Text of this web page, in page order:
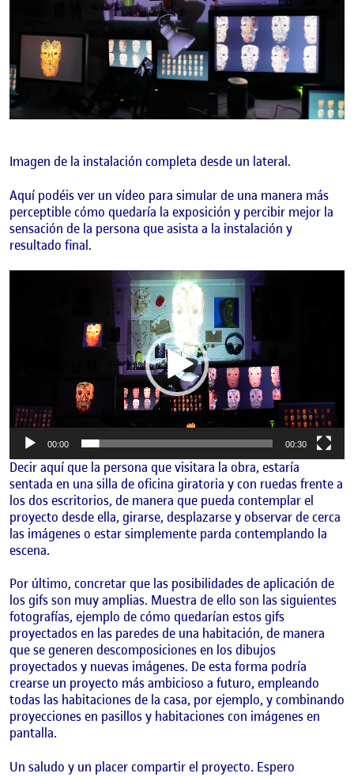
Imagen de la instalación completa desde un lateral.
Aquí podéis ver un vídeo para simular de una manera más
perceptible cómo quedaría la exposición y percibir mejor la
sensación de la persona que asista a la instalación y
resultado final.
00:00 00:30
Decir aquí que la persona que visitara la obra, estaría
sentada en una silla de oficina giratoria y con ruedas frente a
los dos escritorios, de manera que pueda contemplar el
proyecto desde ella, girarse, desplazarse y observar de cerca
las imágenes o estar simplemente parda contemplando la
escena.
Por último, concretar que las posibilidades de aplicación de
los gifs son muy amplias. Muestra de ello son las siguientes
fotografías, ejemplo de cómo quedarían estos gifs
proyectados en las paredes de una habitación, de manera
que se generen descomposiciones en los dibujos
proyectados y nuevas imágenes. De esta forma podría
crearse un proyecto más ambicioso a futuro, empleando
todas las habitaciones de la casa, por ejemplo, y combinando
proyecciones en pasillos y habitaciones con imágenes en
pantalla.
Un saludo y un placer compartir el proyecto. Espero